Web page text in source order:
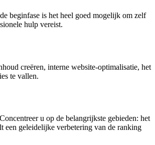
beginfase is het heel goed mogelijk om zelf
hulp vereist.
creëren, interne website-optimalisatie, het
te vallen.
u op de belangrijkste gebieden: het
een geleidelijke verbetering van de ranking